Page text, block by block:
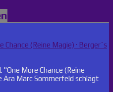
Chance (Reine Magie) · Berger´s
More Chance (Reine
Ära Marc Sommerfeld schlägt